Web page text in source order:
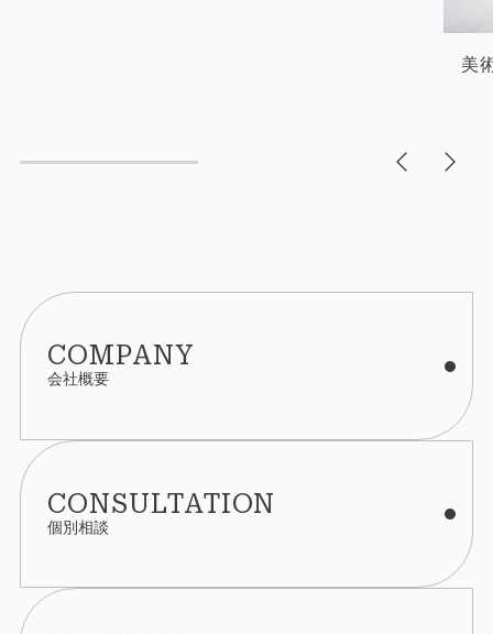
美
COMPANY
会社概要
CONSULTATION
個別相談